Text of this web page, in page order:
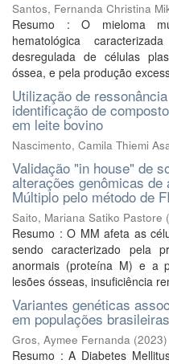
Santos, Fernanda Christina
Resumo : O mieloma
hematológica
desregulada de células
óssea, e pela produção
Utilização de
identificação de
em leite bovino
Nascimento, Camila Thiemi
Validação "in house" de
alterações genômicas
Múltiplo pelo método de
Saito, Mariana Satiko Pastore (
Resumo : O MM afeta as
sendo caracterizado pela
anormais (proteína M) e a
lesões ósseas, insuficiência
Variantes genéticas
em populações brasileiras
Gros, Aymee Fernanda (2023)
Resumo : A Diabetes